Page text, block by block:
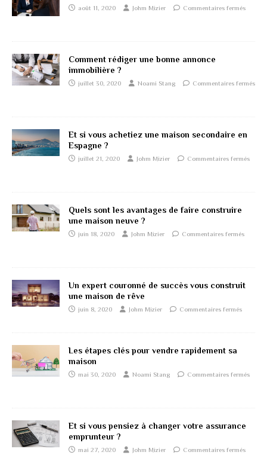
août 11, 2020 Johm Mizier Commentaires fermés
Comment rédiger une bonne annonce
immobilière ?
juillet 30, 2020 Noami Stang Commentaires fermés
Et si vous achetiez une maison secondaire en
Espagne ?
juillet 21, 2020 Johm Mizier Commentaires fermés
Quels sont les avantages de faire construire
une maison neuve ?
juin 18, 2020 Johm Mizier Commentaires fermés
Un expert couronné de succès vous construit
une maison de rêve
juin 8, 2020 Johm Mizier Commentaires fermés
Les étapes clés pour vendre rapidement sa
maison
mai 30, 2020 Noami Stang Commentaires fermés
Et si vous pensiez à changer votre assurance
emprunteur ?
mai 27, 2020 Johm Mizier Commentaires fermés